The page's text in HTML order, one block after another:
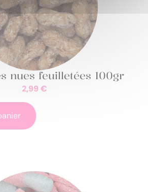
nues feuilletées 100gr
2,99 €